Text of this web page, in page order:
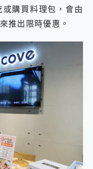
購買料理包，會由
推出限時優惠。